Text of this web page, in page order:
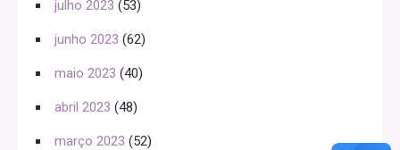
julho 2023 (53)
junho 2023 (62)
maio 2023 (40)
abril 2023 (48)
março 2023 (52)